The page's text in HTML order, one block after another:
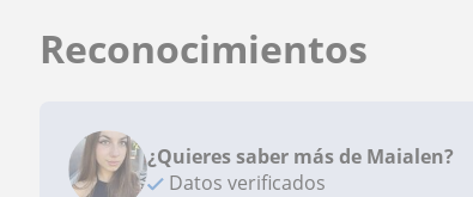
Reconocimientos
¿Quieres saber más de Maialen?
Datos verificados